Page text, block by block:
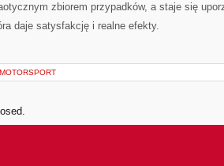
zbiorem przypadków, a staje się
daje satysfakcję i realne efekty.
MOTORSPORT